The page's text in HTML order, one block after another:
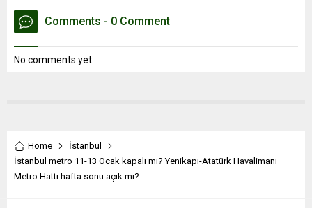
Comments - 0 Comment
No comments yet.
Home
İstanbul
İstanbul metro 11-13 Ocak kapalı mı? Yenikapı-Atatürk Havalimanı
Metro Hattı hafta sonu açık mı?